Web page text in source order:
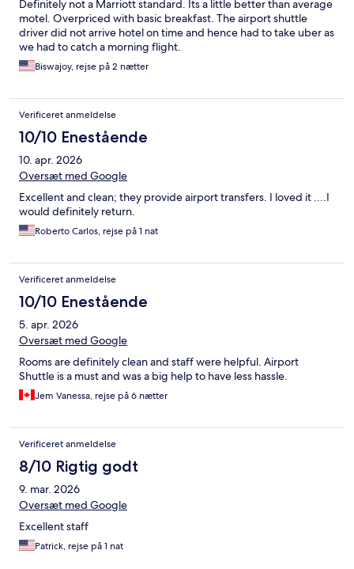
Definitely not a Marriott standard. Its a little better than average
motel. Overpriced with basic breakfast. The airport shuttle
driver did not arrive hotel on time and hence had to take uber as
we had to catch a morning flight.
Biswajoy, rejse på 2 nætter
Verificeret anmeldelse
10/10 Enestående
10. apr. 2026
Oversæt med Google
Excellent and clean; they provide airport transfers. I loved it ....I
would definitely return.
Roberto Carlos, rejse på 1 nat
Verificeret anmeldelse
10/10 Enestående
5. apr. 2026
Oversæt med Google
Rooms are definitely clean and staff were helpful. Airport
Shuttle is a must and was a big help to have less hassle.
Jem Vanessa, rejse på 6 nætter
Verificeret anmeldelse
8/10 Rigtig godt
9. mar. 2026
Oversæt med Google
Excellent staff
Patrick, rejse på 1 nat